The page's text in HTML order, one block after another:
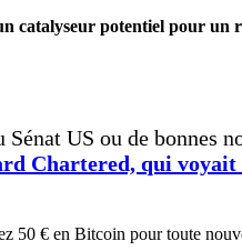
catalyseur potentiel pour un
Sénat US ou de bonnes
Chartered, qui voyait
50 € en Bitcoin pour toute